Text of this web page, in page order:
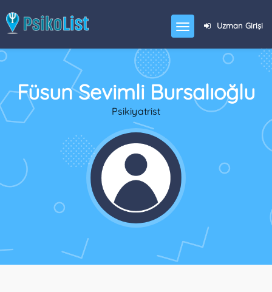
Uzman Girişi
Füsun Sevimli Bursalıoğlu
Psikiyatrist